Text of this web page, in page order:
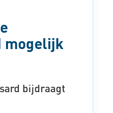
mogelijk
bijdraagt